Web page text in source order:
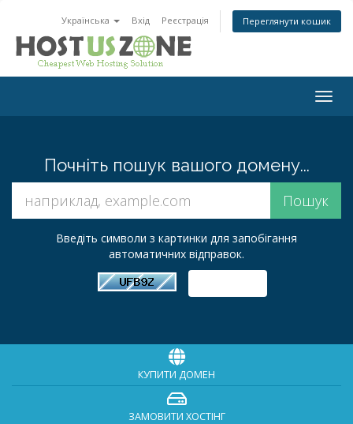
Українська Вхід Реєстрація Переглянути кошик
Почніть пошук вашого домену...
Введіть символи з картинки для запобігання
автоматичних відправок.
КУПИТИ ДОМЕН
ЗАМОВИТИ ХОСТІНГ